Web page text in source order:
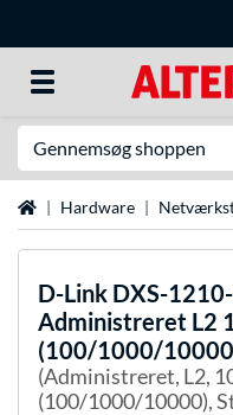
StartsideHardware
D-Link DXS-
Administreret L2
(100/1000/
(Administreret, L2,
(100/1000/10000),